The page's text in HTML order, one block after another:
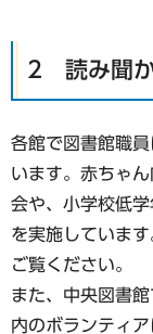
2 読み聞
各館で図書館職
います。赤ちゃ
会や、小学校低
を実施していま
ご覧ください。
また、中央図書
内のボランティ